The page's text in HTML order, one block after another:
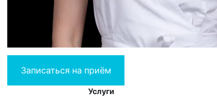
Записаться на приём
Услуги